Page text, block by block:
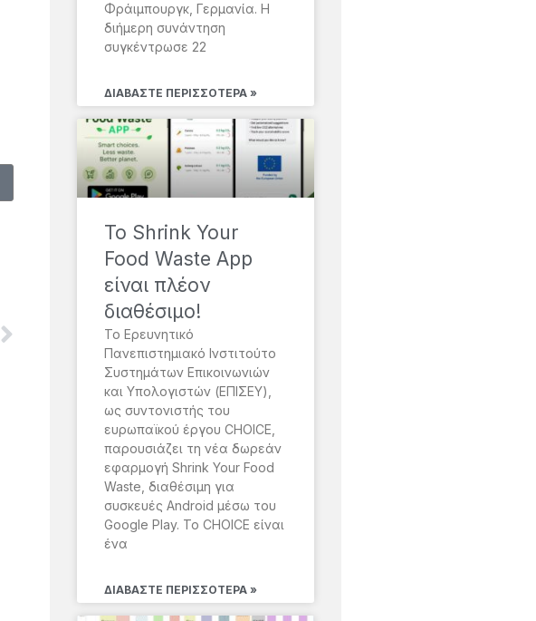
Φράιμπουργκ, Γερμανία. Η
διήμερη συνάντηση
συγκέντρωσε 22
ΔΙΑΒΆΣΤΕ ΠΕΡΙΣΣΌΤΕΡΑ »
Το Shrink Your
Food Waste App
είναι πλέον
διαθέσιμο!
Το Ερευνητικό
Πανεπιστημιακό Ινστιτούτο
Συστημάτων Επικοινωνιών
και Υπολογιστών (ΕΠΙΣΕΥ),
ως συντονιστής του
ευρωπαϊκού έργου CHOICE,
παρουσιάζει τη νέα δωρεάν
εφαρμογή Shrink Your Food
Waste, διαθέσιμη για
συσκευές Android μέσω του
Google Play. Το CHOICE είναι
ένα
ΔΙΑΒΆΣΤΕ ΠΕΡΙΣΣΌΤΕΡΑ »